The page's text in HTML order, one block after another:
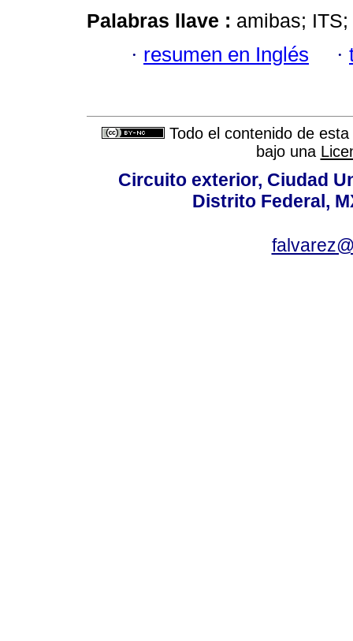
Palabras llave : amibas;
· resumen en Inglés ·
Todo el contenido de
bajo una
Circuito exterior, Ciudad
Distrito Federal,